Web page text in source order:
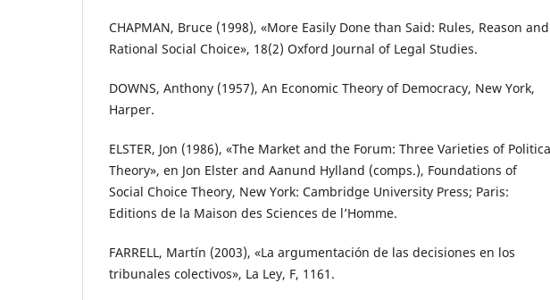
CHAPMAN, Bruce (1998), «More Easily Done than Said: Rules, Reason and
Rational Social Choice», 18(2) Oxford Journal of Legal Studies.
DOWNS, Anthony (1957), An Economic Theory of Democracy, New York,
Harper.
ELSTER, Jon (1986), «The Market and the Forum: Three Varieties of
Theory», en Jon Elster and Aanund Hylland (comps.), Foundations of
Social Choice Theory, New York: Cambridge University Press; Paris:
Editions de la Maison des Sciences de l’Homme.
FARRELL, Martín (2003), «La argumentación de las decisiones en los
tribunales colectivos», La Ley, F, 1161.